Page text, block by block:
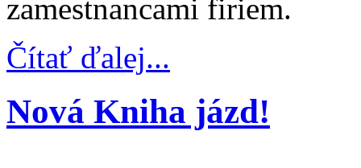
zamestnancami firiem.
Čítať ďalej...
Nová Kniha jázd!